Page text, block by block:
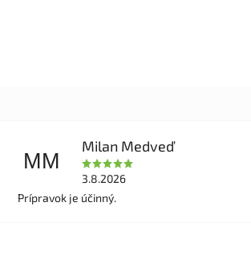
MM
Milan Medveď
3.8.2026
Prípravok je účinný.